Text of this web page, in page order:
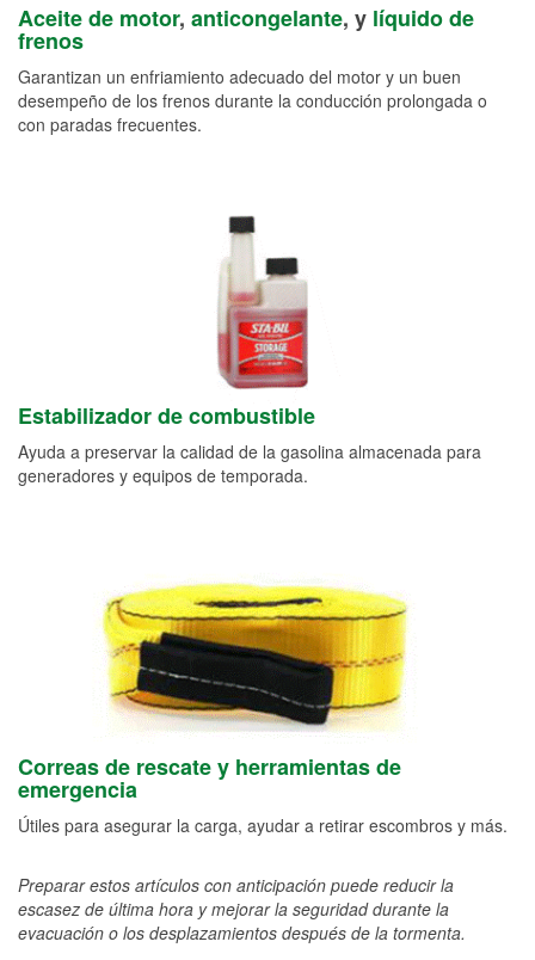
Aceite de motor, anticongelante, y líquido de
frenos
Garantizan un enfriamiento adecuado del motor y un buen
desempeño de los frenos durante la conducción prolongada o
con paradas frecuentes.
Estabilizador de combustible
Ayuda a preservar la calidad de la gasolina almacenada para
generadores y equipos de temporada.
Correas de rescate y herramientas de
emergencia
Útiles para asegurar la carga, ayudar a retirar escombros y más.
Preparar estos artículos con anticipación puede reducir la
escasez de última hora y mejorar la seguridad durante la
evacuación o los desplazamientos después de la tormenta.